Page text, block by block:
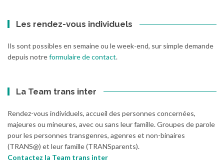
Les rendez-vous individuels
Ils sont possibles en semaine ou le week-end, sur simple demande
depuis notreformulaire de contact.
La Team trans inter
Rendez-vous individuels, accueil des personnes concernées,
majeures ou mineures, avec ou sans leur famille. Groupes de parole
pour les personnes transgenres, agenres et non-binaires
(TRANS@) et leur famille (TRANSparents).
Contactez la Team trans inter